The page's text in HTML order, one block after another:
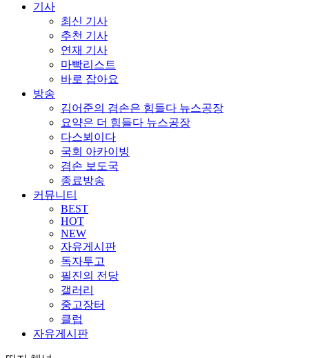
기사
최신 기사
추천 기사
연재 기사
마빡리스트
바로 잡아요
방송
김어준의 겸손은 힘들다 뉴스공장
요약은 더 힘들다 뉴스공장
다스뵈이다
국회 아카이빙
겸손 보도국
종료방송
커뮤니티
BEST
HOT
NEW
자유게시판
독자투고
필진의 전당
갤러리
중고장터
클럽
자유게시판